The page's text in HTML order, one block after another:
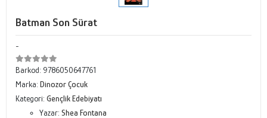
Batman Son Sürat
-
Barkod: 9786050647761
Marka: Dinozor Çocuk
Kategori: Gençlik Edebiyatı
Yazar: Shea Fontana